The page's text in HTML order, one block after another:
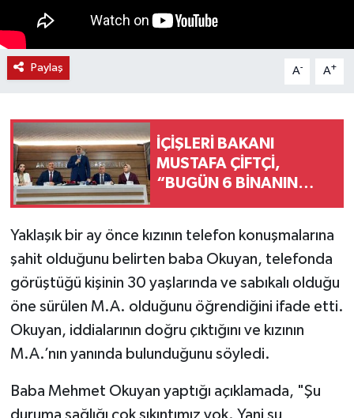
Paylaş A- A+
İÇİŞLERİ BAKANI
MUSTAFA ÇİFTÇİ,
“BUGÜN 6 BİNANIN
MALİYETİ DE 525
MİLYONU BULUYOR”
Yaklaşık bir ay önce kızının telefon konuşmalarına
şahit olduğunu belirten baba Okuyan, telefonda
görüştüğü kişinin 30 yaşlarında ve sabıkalı olduğu
öne sürülen M.A. olduğunu öğrendiğini ifade etti.
Okuyan, iddialarının doğru çıktığını ve kızının
M.A.’nın yanında bulunduğunu söyledi.
Baba Mehmet Okuyan yaptığı açıklamada, "Şu